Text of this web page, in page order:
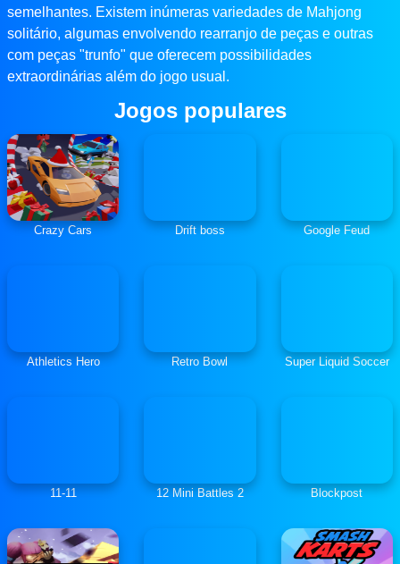
semelhantes. Existem inúmeras variedades de Mahjong
solitário, algumas envolvendo rearranjo de peças e outras
com peças "trunfo" que oferecem possibilidades
extraordinárias além do jogo usual.
Jogos populares
Crazy Cars Drift boss Google Feud
Athletics Hero Retro Bowl Super Liquid Soccer
11-11 12 Mini Battles 2 Blockpost